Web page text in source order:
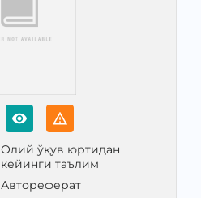
Олий ўқув юртидан
кейинги таълим
Автореферат